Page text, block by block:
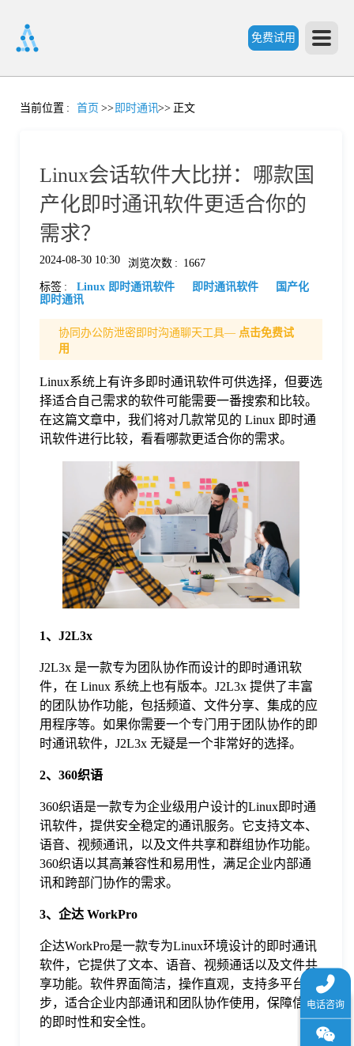
免费试用
首
价
格
当前位置 : 首页 >> 即时通讯>> 正文
Linux会话软件大比拼：哪款国
产化即时通讯软件更适合你的
需求？
2024-08-30 10:30 浏览次数 : 1667
标签 : Linux 即时通讯软件 即时通讯软件
国产化
即时通讯
协同办公防泄密即时沟通聊天工具— 点击免费试
用
Linux系统上有许多即时通讯软件可供选择，但要选
择适合自己需求的软件可能需要一番搜索和比较。
在这篇文章中，我们将对几款常见的 Linux 即时通
讯软件进行比较，看看哪款更适合你的需求。
1、J2L3x
J2L3x 是一款专为团队协作而设计的即时通讯软
件，在 Linux 系统上也有版本。J2L3x 提供了丰富
的团队协作功能，包括频道、文件分享、集成的应
用程序等。如果你需要一个专门用于团队协作的即
时通讯软件，J2L3x 无疑是一个非常好的选择。
2、360织语
360织语是一款专为企业级用户设计的Linux即时通
讯软件，提供安全稳定的通讯服务。它支持文本、
语音、视频通讯，以及文件共享和群组协作功能。
360织语以其高兼容性和易用性，满足企业内部通
讯和跨部门协作的需求。
3、企达 WorkPro
企达WorkPro是一款专为Linux环境设计的即时通讯
软件，它提供了文本、语音、视频通话以及文件共
享功能。软件界面简洁，操作直观，支持多平台同
步，适合企业内部通讯和团队协作使用，保障信息
的即时性和安全性。